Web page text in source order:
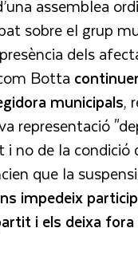
assemblea
sobre el grup
dels
Botta
municipals,
representació
i no de la
que la
impedeix
i els deixa